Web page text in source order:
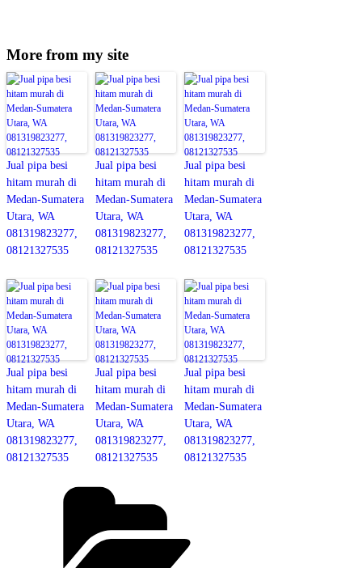
More from my site
Jual pipa besi
hitam murah di
Medan-Sumatera
Utara, WA
081319823277,
08121327535
Jual pipa besi
hitam murah di
Medan-Sumatera
Utara, WA
081319823277,
08121327535
Jual pipa besi
hitam murah di
Medan-Sumatera
Utara, WA
081319823277,
08121327535
Jual pipa besi
hitam murah di
Medan-Sumatera
Utara, WA
081319823277,
08121327535
Jual pipa besi
hitam murah di
Medan-Sumatera
Utara, WA
081319823277,
08121327535
Jual pipa besi
hitam murah di
Medan-Sumatera
Utara, WA
081319823277,
08121327535